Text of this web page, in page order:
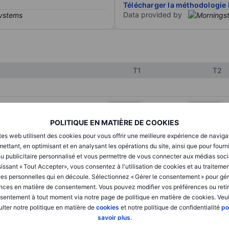
POLITIQUE EN MATIÈRE DE COOKIES
web utilisent des cookies pour vous offrir une meilleure expérience de
en optimisant et en analysant les opérations du site, ainsi que pour
publicitaire personnalisé et vous permettre de vous connecter aux médias
« Tout Accepter», vous consentez à l'utilisation de cookies et au
personnelles qui en découle. Sélectionnez « Gérer le consentement » pour
en matière de consentement. Vous pouvez modifier vos préférences ou
à tout moment via notre page de politique en matière de cookies.
notre politique en matière de cookies et notre politique de confidentialité
savoir plus.
Télécharger la méthodologie
Data provided by
T1 T2
XXXXXXX XXXXXXX
XXXXXXX
XXXXXXX XXXXXXX
XXXXXXX XXXXXXX
XXXXXXX XXXXXXX